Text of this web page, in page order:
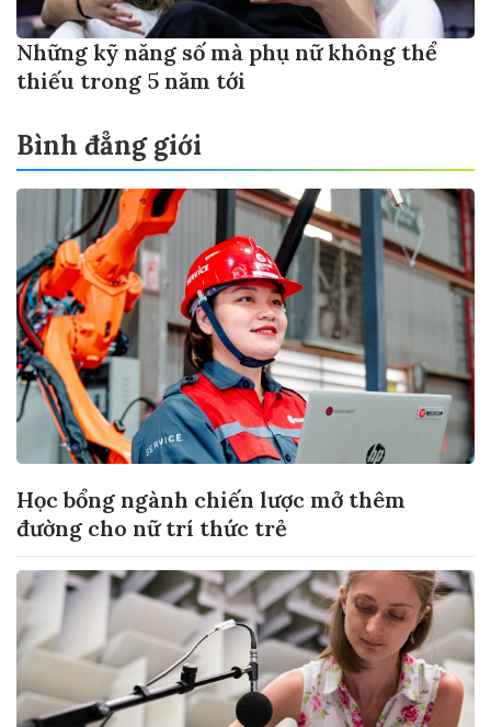
Những kỹ năng số mà phụ nữ không thể
thiếu trong 5 năm tới
Bình đẳng giới
Học bổng ngành chiến lược mở thêm
đường cho nữ trí thức trẻ